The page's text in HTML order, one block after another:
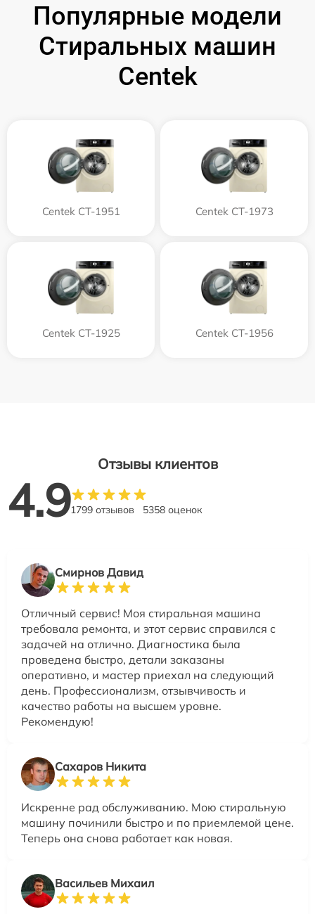
Популярные модели
Стиральных машин
Centek
Centek CT-1951 Centek CT-1973
Centek CT-1925 Centek CT-1956
Отзывы клиентов
4.91799 отзывов 5358 оценок
Смирнов Давид
Отличный сервис! Моя стиральная машина
требовала ремонта, и этот сервис справился с
задачей на отлично. Диагностика была
проведена быстро, детали заказаны
оперативно, и мастер приехал на следующий
день. Профессионализм, отзывчивость и
качество работы на высшем уровне.
Рекомендую!
Сахаров Никита
Искренне рад обслуживанию. Мою стиральную
машину починили быстро и по приемлемой цене.
Теперь она снова работает как новая.
Васильев Михаил